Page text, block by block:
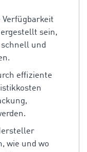
Verfügbarkeit
sein,
und
effiziente
wie und wo